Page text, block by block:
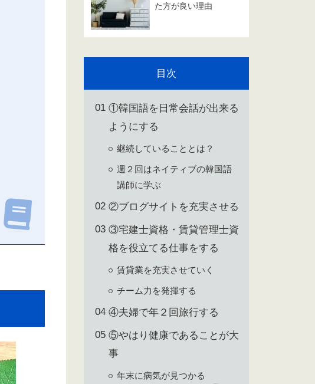
た方が良い理由
目次
①韓国語を日常会話が出来る
ようにする
継続していることとは？
週２回はネイティブの韓国語
講師に学ぶ
②ブログサイトを充実させる
③宅建士資格・賃貸管理士資
格を役立てる仕事をする
賃貸業を充実させていく
チーム力を発揮する
④夫婦で年２回旅行する
⑤やはり健康であることが大
事
年末に病気が見つかる